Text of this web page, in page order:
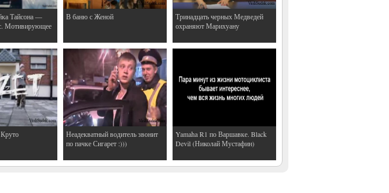
Тайсона —
Мотивирующее
В баню с Женой
Тринадцать черных Медведей
охраняют Марихуану
Неадекватный водитель звонит
по пачке Сигарет :)))
Yamaha R1 по Варшавке. Black
Devil (Николай Мустафин)